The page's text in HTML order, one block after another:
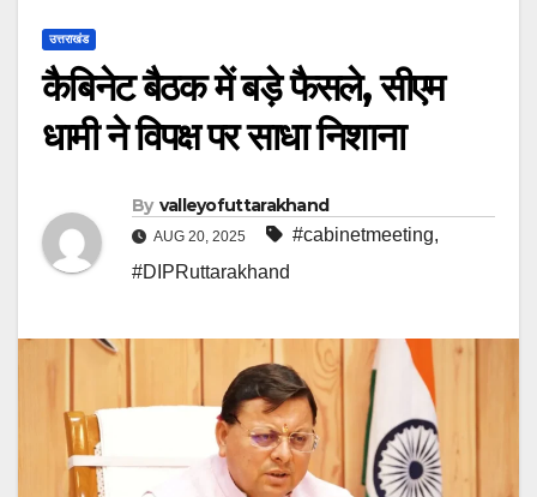
उत्तराखंड
कैबिनेट बैठक में बड़े फैसले, सीएम
धामी ने विपक्ष पर साधा निशाना
By valleyofuttarakhand
AUG 20, 2025 #cabinetmeeting,
#DIPRuttarakhand